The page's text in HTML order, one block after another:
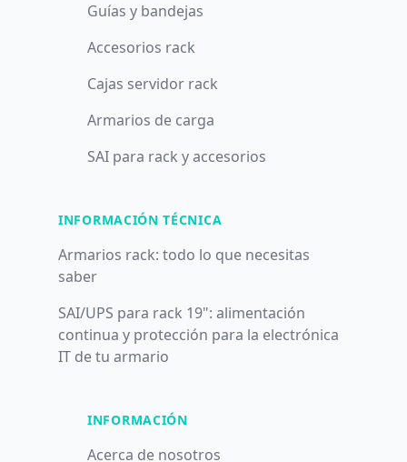
Guías y bandejas
Accesorios rack
Cajas servidor rack
Armarios de carga
SAI para rack y accesorios
INFORMACIÓN TÉCNICA
Armarios rack: todo lo que necesitas
saber
SAI/UPS para rack 19": alimentación
continua y protección para la electrónica
IT de tu armario
INFORMACIÓN
Acerca de nosotros